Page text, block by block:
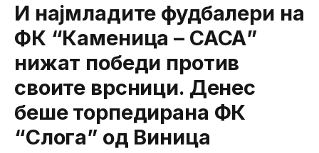
И најмладите фудбалери на
ФК “Каменица – САСА”
нижат победи против
своите врсници. Денес
беше торпедирана ФК
“Слога” од Виница